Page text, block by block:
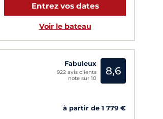
Entrez vos dates
Voir le bateau
Fabuleux
922 avis clients
note sur 10
8,6
à partir de 1 779 €